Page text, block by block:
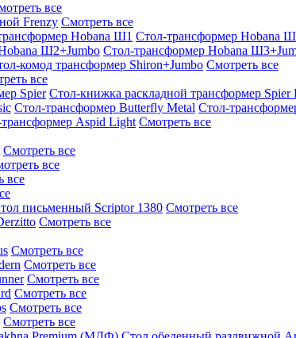
все
Frenzy Смотреть все
Hobana Ш1 Стол-трансформер Hobana
Ш2+Jumbo Стол-трансформер Hobana
комод трансформер Shiron+Jumbo Смотреть все
все
Spier Стол-книжка раскладной трансформер Spier
Стол-трансформер Butterfly Metal Стол-
Aspid Light Смотреть все
Смотреть все
все
все
письменный Scriptor 1380 Смотреть все
Смотреть все
Смотреть все
Смотреть все
Смотреть все
Смотреть все
Смотреть все
Смотреть все